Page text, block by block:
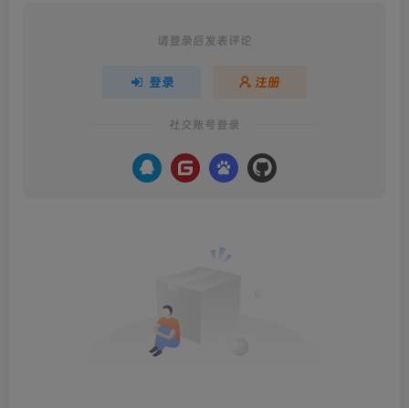
请登录后发表评论
登录 注册
社交账号登录